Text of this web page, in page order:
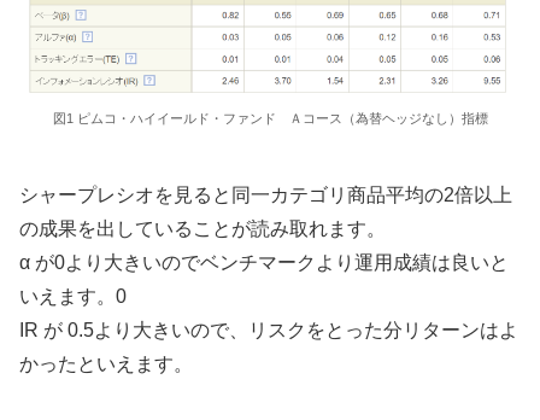
図1 ピムコ・ハイイールド・ファンド Ａコース（為替ヘッジなし）指標
シャープレシオを見ると同一カテゴリ商品平均の2倍以上
の成果を出していることが読み取れます。
α が0より大きいのでベンチマークより運用成績は良いと
いえます。0
IR が 0.5より大きいので、リスクをとった分リターンはよ
かったといえます。